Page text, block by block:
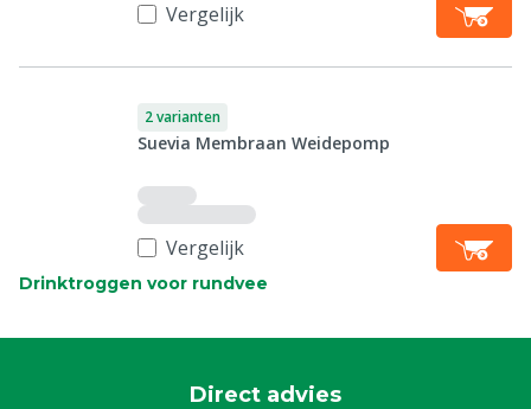
Vergelijk
2 varianten
Suevia Membraan Weidepomp
Vergelijk
Drinktroggen voor rundvee
Direct advies